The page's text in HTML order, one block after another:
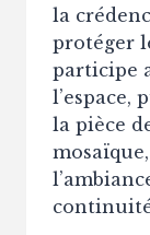
la
protéger
participe
l’espace,
la pièce